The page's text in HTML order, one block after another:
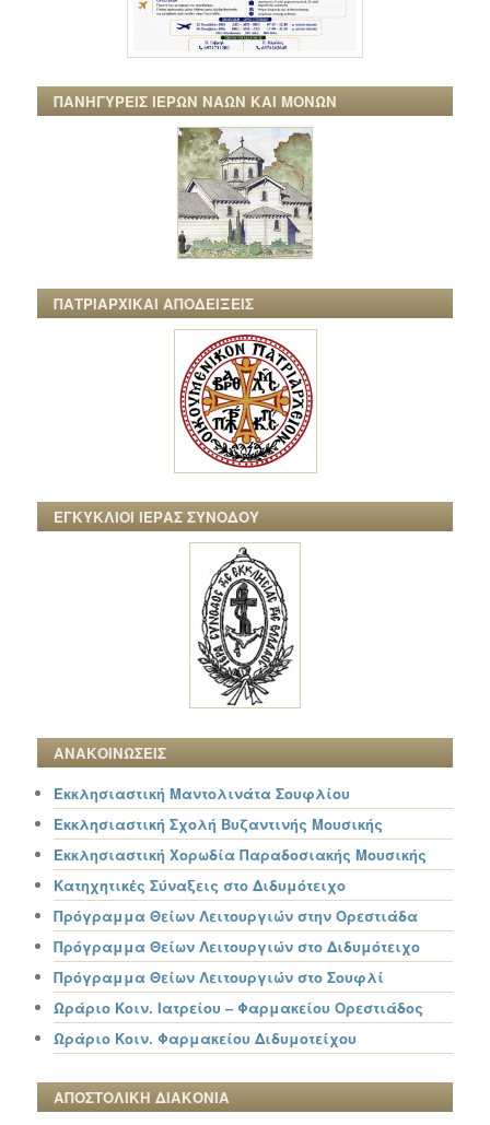
ΠΑΝΗΓΥΡΕΙΣ ΙΕΡΩΝ ΝΑΩΝ ΚΑΙ ΜΟΝΩΝ
ΠΑΤΡΙΑΡΧΙΚΑΙ ΑΠΟΔΕΙΞΕΙΣ
ΕΓΚΥΚΛΙΟΙ ΙΕΡΑΣ ΣΥΝΟΔΟΥ
ΑΝΑΚΟΙΝΩΣΕΙΣ
Εκκλησιαστική Μαντολινάτα Σουφλίου
Εκκλησιαστική Σχολή Βυζαντινής Μουσικής
Εκκλησιαστική Χορωδία Παραδοσιακής Μουσικής
Κατηχητικές Σύναξεις στο Διδυμότειχο
Πρόγραμμα Θείων Λειτουργιών στην Ορεστιάδα
Πρόγραμμα Θείων Λειτουργιών στο Διδυμότειχο
Πρόγραμμα Θείων Λειτουργιών στο Σουφλί
Ωράριο Κοιν. Ιατρείου – Φαρμακείου Ορεστιάδος
Ωράριο Κοιν. Φαρμακείου Διδυμοτείχου
ΑΠΟΣΤΟΛΙΚΗ ΔΙΑΚΟΝΙΑ